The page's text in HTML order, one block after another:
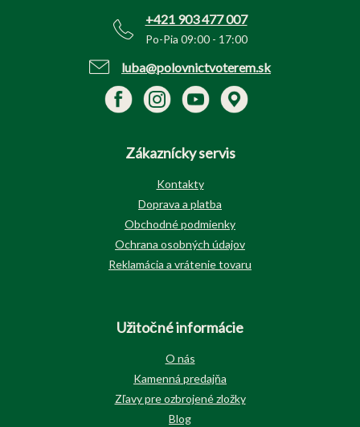
+421 903 477 007
Po-Pia 09:00 - 17:00
luba@polovnictvoterem.sk
Zákaznícky servis
Kontakty
Doprava a platba
Obchodné podmienky
Ochrana osobných údajov
Reklamácia a vrátenie tovaru
Užitočné informácie
O nás
Kamenná predajňa
Zľavy pre ozbrojené zložky
Blog